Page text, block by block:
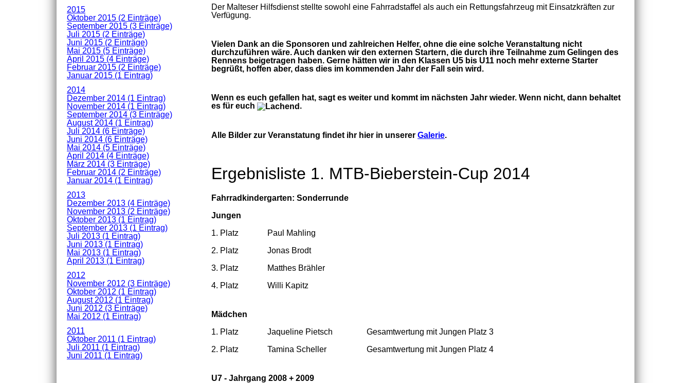
Der Malteser Hilfsdienst stellte sowohl eine Fahrradstaffel als auch ein Rettungsfahrzeug mit Einsatzkräften zur
Verfügung.
Vielen Dank an die Sponsoren und zahlreichen Helfer, ohne die eine solche Veranstaltung nicht
durchzuführen wäre. Auch danken wir den externen Startern, die durch ihre Teilnahme zum Gelingen des
Rennens beigetragen haben. Gerne hätten wir in den Klassen U5 bis U11 noch mehr externe Starter
begrüßt, hoffen aber, dass dies im kommenden Jahr der Fall sein wird.
Wenn es euch gefallen hat, sagt es weiter und kommt im nächsten Jahr wieder. Wenn nicht, dann behaltet
es für euch
.
Alle Bilder zur Veranstatung findet ihr hier in unserer Galerie.
Ergebnisliste 1. MTB-Bieberstein-Cup 2014
Fahrradkindergarten: Sonderrunde
Jungen
1. Platz
Paul Mahling
2. Platz
Jonas Brodt
3. Platz
Matthes Brähler
4. Platz
Willi Kapitz
Mädchen
1. Platz
Jaqueline Pietsch
Gesamtwertung mit Jungen Platz 3
2. Platz
Tamina Scheller Gesamtwertung mit Jungen Platz 4
U7 - Jahrgang 2008 + 2009
2015
Oktober 2015 (2 Einträge)
September 2015 (3 Einträge)
Juli 2015 (2 Einträge)
Juni 2015 (2 Einträge)
Mai 2015 (5 Einträge)
April 2015 (4 Einträge)
Februar 2015 (2 Einträge)
Januar 2015 (1 Eintrag)
2014
Dezember 2014 (1 Eintrag)
November 2014 (1 Eintrag)
September 2014 (3 Einträge)
August 2014 (1 Eintrag)
Juli 2014 (6 Einträge)
Juni 2014 (6 Einträge)
Mai 2014 (5 Einträge)
April 2014 (4 Einträge)
März 2014 (3 Einträge)
Februar 2014 (2 Einträge)
Januar 2014 (1 Eintrag)
2013
Dezember 2013 (4 Einträge)
November 2013 (2 Einträge)
Oktober 2013 (1 Eintrag)
September 2013 (1 Eintrag)
Juli 2013 (1 Eintrag)
Juni 2013 (1 Eintrag)
Mai 2013 (1 Eintrag)
April 2013 (1 Eintrag)
2012
November 2012 (3 Einträge)
Oktober 2012 (1 Eintrag)
August 2012 (1 Eintrag)
Juni 2012 (3 Einträge)
Mai 2012 (1 Eintrag)
2011
Oktober 2011 (1 Eintrag)
Juli 2011 (1 Eintrag)
Juni 2011 (1 Eintrag)